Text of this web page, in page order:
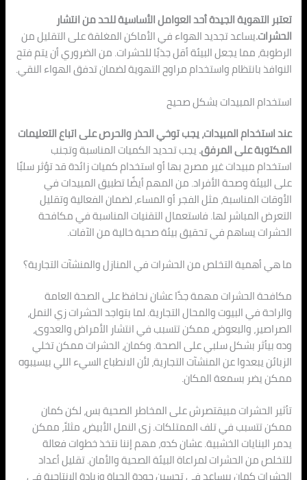
تعتبر التهوية الجيدة أحد العوامل الأساسية للحد من انتشار
الحشرات.يساعد تجديد الهواء في الأماكن المغلقة على التقليل من
الرطوبة، مما يجعل البيئة أقل جذبًا للحشرات. من الضروري أن يتم فتح
النوافذ بانتظام واستخدام مراوح التهوية لضمان تدفق الهواء النقي.
استخدام المبيدات بشكل صحيح
عند استخدام المبيدات، يجب توخي الحذر والحرص على اتباع التعليمات
المكتوبة على المرفق.يجب تحديد الكميات المناسبة وتجنب
استخدام مبيدات غير مصرح بها أو استخدام كميات زائدة قد تؤثر سلبًا
على البيئة وصحة الأفراد. من المهم أيضًا تطبيق المبيدات في
الأوقات المناسبة، مثل الفجر أو المساء، لضمان الفعالية وتقليل
التعرض المباشر لها. فاستعمال التقنيات المناسبة في مكافحة
الحشرات يساهم في تحقيق بيئة صحية خالية من الآفات.
ما هي أهمية التخلص من الحشرات في المنازل والمنشآت التجارية؟
مكافحة الحشرات مهمة جدًا عشان نحافظ على الصحة العامة
والراحة في البيوت والمحال التجارية. لما بتواجد الحشرات زي النمل،
الصراصير، والبعوض، ممكن تتسبب في انتشار الأمراض والعدوى،
وده بيأثر بشكل سلبي على الصحة. وكمان، الحشرات ممكن تخلي
الزبائن يبعدوا عن المنشآت التجارية، لأن الانطباع السيء اللي بيسيبوه
ممكن يضر بسمعة المكان.
تأثير الحشرات مبيقتصرش على المخاطر الصحية بس، لكن كمان
ممكن تتسبب في تلف الممتلكات. زى النمل الأبيض، مثلاً، ممكن
يدمر البنايات الخشبية. عشان كده، مهم إننا نتخذ خطوات فعالة
للتخلص من الحشرات لمراعاة البيئة الصحية والأمان. تقليل أعداد
الحشرات كمان بيساعد في تحسين جودة الحياة وزيادة الإنتاجية في